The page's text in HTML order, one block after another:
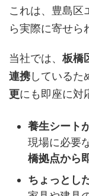
これは、豊島区
ら実際に寄せら
当社では、板橋
連携しているた
更にも即座に対
養生シート
現場に必要
橋拠点から
ちょっとし